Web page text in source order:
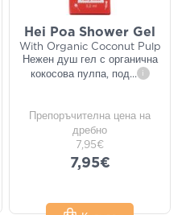
Hei Poa Shower Gel
With Organic Coconut Pulp
Нежен душ гел с органична
кокосова пулпа, под... i
Препоръчителна цена на
дребно
7,95€
7,95€